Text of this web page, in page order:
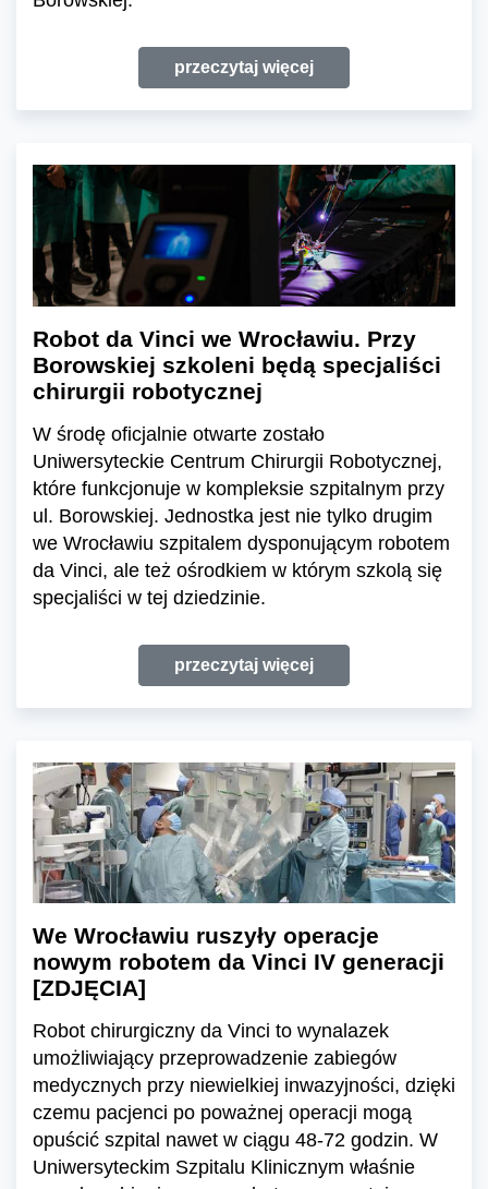
przeczytaj więcej
Robot da Vinci we Wrocławiu. Przy
Borowskiej szkoleni będą specjaliści
chirurgii robotycznej
W środę oficjalnie otwarte zostało
Uniwersyteckie Centrum Chirurgii Robotycznej,
które funkcjonuje w kompleksie szpitalnym przy
ul. Borowskiej. Jednostka jest nie tylko drugim
we Wrocławiu szpitalem dysponującym robotem
da Vinci, ale też ośrodkiem w którym szkolą się
specjaliści w tej dziedzinie.
przeczytaj więcej
We Wrocławiu ruszyły operacje
nowym robotem da Vinci IV generacji
[ZDJĘCIA]
Robot chirurgiczny da Vinci to wynalazek
umożliwiający przeprowadzenie zabiegów
medycznych przy niewielkiej inwazyjności, dzięki
czemu pacjenci po poważnej operacji mogą
opuścić szpital nawet w ciągu 48-72 godzin. W
Uniwersyteckim Szpitalu Klinicznym właśnie